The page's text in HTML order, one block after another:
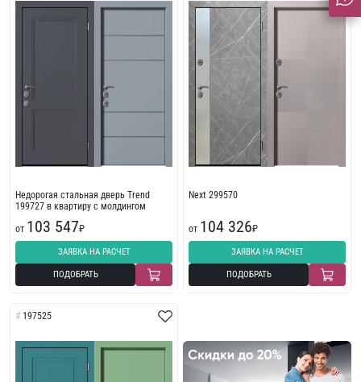
Недорогая стальная дверь Trend
199727 в квартиру с молдингом
от 103 547₽
ЗАЯВКА НА РАСЧЕТ
ПОДОБРАТЬ
Next 299570
от 104 326₽
ЗАЯВКА НА РАСЧЕТ
ПОДОБРАТЬ
197525